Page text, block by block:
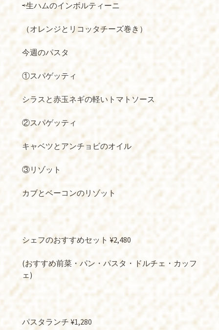
⇨生ハムのインボルティーニ
（オレンジとリコッタチーズ巻き）
今週のパスタ
①スパゲッティ
シラスと赤玉ネギの軽いトマトソース
②スパゲッティ
キャベツとアンチョビのオイル
③リゾット
カブとベーコンのリゾット
シェフのおすすめセット ¥2,480
(おすすめ前菜・パン・パスタ・ドルチェ・カッフ
ェ)
パスタランチ ¥1,280